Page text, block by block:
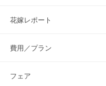
花嫁レポート
費用／プラン
フェア